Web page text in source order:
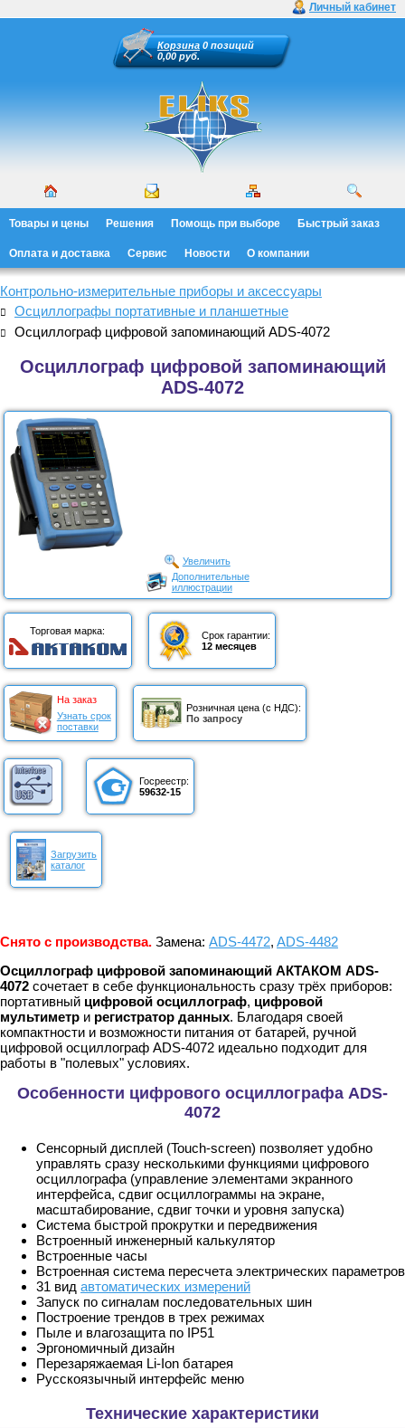
Личный кабинет
Корзина 0 позиций
0,00 руб.
Товары и цены Решения Помощь при выборе Быстрый заказ
Оплата и доставка Сервис Новости О компании
Контрольно-измерительные приборы и аксессуары
Осциллографы портативные и планшетные
Осциллограф цифровой запоминающий ADS-4072
Осциллограф цифровой запоминающий
ADS-4072
Увеличить
Дополнительные
иллюстрации
Торговая марка:
Срок гарантии:
12 месяцев
На заказ
Узнать срок
поставки
Розничная цена (с НДС):
По запросу
Госреестр:
59632-15
Загрузить
каталог
Снято с производства. Замена: ADS-4472, ADS-4482
Осциллограф цифровой запоминающий АКТАКОМ ADS-
4072 сочетает в себе функциональность сразу трёх приборов:
портативный цифровой осциллограф, цифровой
мультиметр и регистратор данных. Благодаря своей
компактности и возможности питания от батарей, ручной
цифровой осциллограф ADS-4072 идеально подходит для
работы в "полевых" условиях.
Особенности цифрового осциллографа ADS-
4072
Сенсорный дисплей (Touch-screen) позволяет удобно
управлять сразу несколькими функциями цифрового
осциллографа (управление элементами экранного
интерфейса, сдвиг осциллограммы на экране,
масштабирование, сдвиг точки и уровня запуска)
Система быстрой прокрутки и передвижения
Встроенный инженерный калькулятор
Встроенные часы
Встроенная система пересчета электрических параметров
31 вид автоматических измерений
Запуск по сигналам последовательных шин
Построение трендов в трех режимах
Пыле и влагозащита по IP51
Эргономичный дизайн
Перезаряжаемая Li-Ion батарея
Русскоязычный интерфейс меню
Технические характеристики